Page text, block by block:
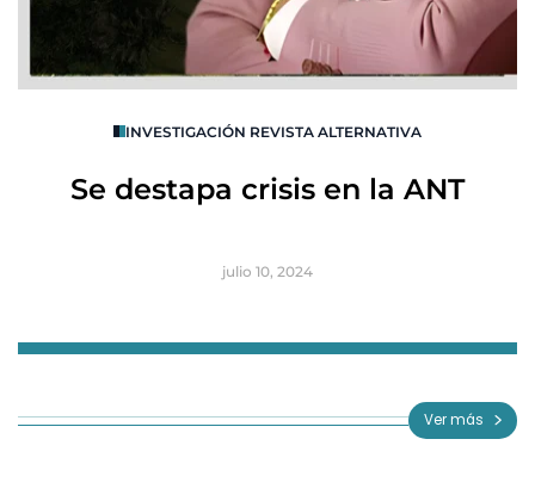
INVESTIGACIÓN REVISTA ALTERNATIVA
Se destapa crisis en la ANT
julio 10, 2024
3
Ver más